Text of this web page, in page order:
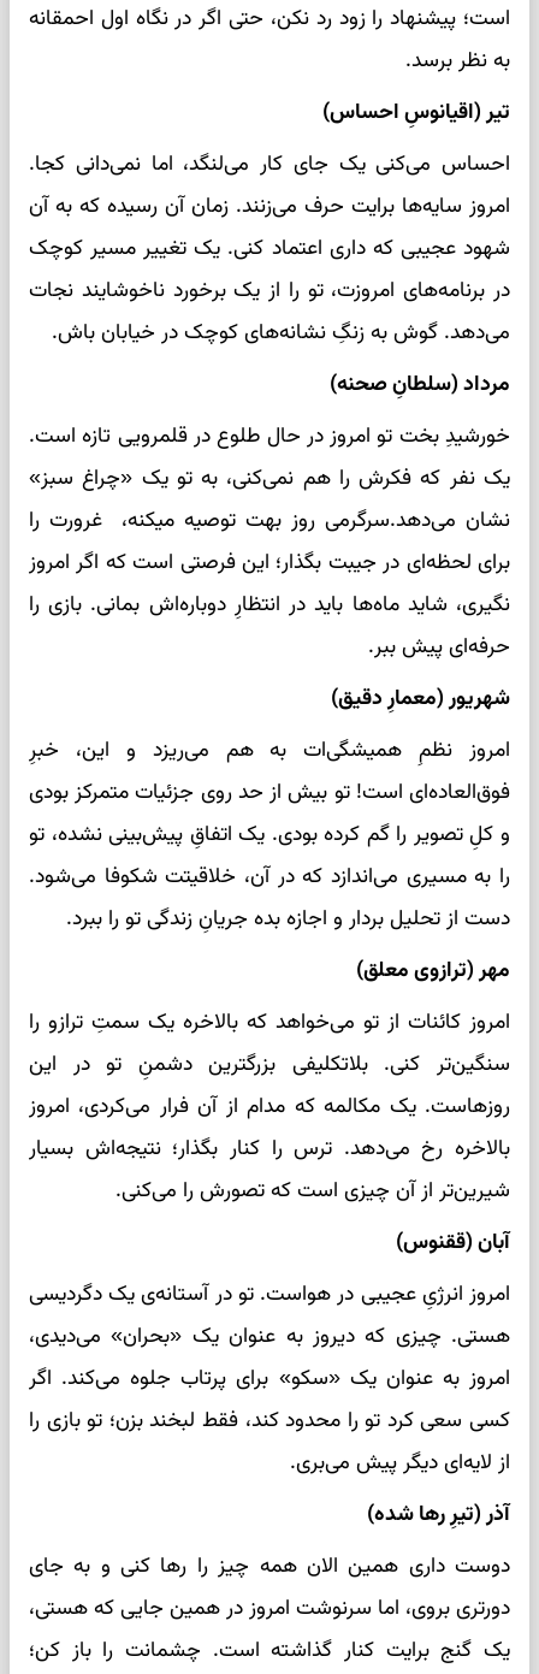
است؛ پیشنهاد را زود رد نکن، حتی اگر در نگاه اول احمقانه
به نظر برسد.
تیر (اقیانوسِ احساس)
احساس می‌کنی یک جای کار می‌لنگد، اما نمی‌دانی کجا.
امروز سایه‌ها برایت حرف می‌زنند. زمان آن رسیده که به آن
شهود عجیبی که داری اعتماد کنی. یک تغییر مسیر کوچک
در برنامه‌های امروزت، تو را از یک برخورد ناخوشایند نجات
می‌دهد. گوش به زنگِ نشانه‌های کوچک در خیابان باش.
مرداد (سلطانِ صحنه)
خورشیدِ بخت تو امروز در حال طلوع در قلمرویی تازه است.
یک نفر که فکرش را هم نمی‌کنی، به تو یک «چراغ سبز»
نشان می‌دهد.سرگرمی روز بهت توصیه میکنه، غرورت را
برای لحظه‌ای در جیبت بگذار؛ این فرصتی است که اگر امروز
نگیری، شاید ماه‌ها باید در انتظارِ دوباره‌اش بمانی. بازی را
حرفه‌ای پیش ببر.
شهریور (معمارِ دقیق)
امروز نظمِ همیشگی‌ات به هم می‌ریزد و این، خبرِ
فوق‌العاده‌ای است! تو بیش از حد روی جزئیات متمرکز بودی
و کلِ تصویر را گم کرده بودی. یک اتفاقِ پیش‌بینی نشده، تو
را به مسیری می‌اندازد که در آن، خلاقیتت شکوفا می‌شود.
دست از تحلیل بردار و اجازه بده جریانِ زندگی تو را ببرد.
مهر (ترازوی معلق)
امروز کائنات از تو می‌خواهد که بالاخره یک سمتِ ترازو را
سنگین‌تر کنی. بلاتکلیفی بزرگترین دشمنِ تو در این
روزهاست. یک مکالمه که مدام از آن فرار می‌کردی، امروز
بالاخره رخ می‌دهد. ترس را کنار بگذار؛ نتیجه‌اش بسیار
شیرین‌تر از آن چیزی است که تصورش را می‌کنی.
آبان (ققنوس)
امروز انرژیِ عجیبی در هواست. تو در آستانه‌ی یک دگردیسی
هستی. چیزی که دیروز به عنوان یک «بحران» می‌دیدی،
امروز به عنوان یک «سکو» برای پرتاب جلوه می‌کند. اگر
کسی سعی کرد تو را محدود کند، فقط لبخند بزن؛ تو بازی را
از لایه‌ای دیگر پیش می‌بری.
آذر (تیرِ رها شده)
دوست داری همین الان همه چیز را رها کنی و به جای
دورتری بروی، اما سرنوشت امروز در همین جایی که هستی،
یک گنج برایت کنار گذاشته است. چشمانت را باز کن؛